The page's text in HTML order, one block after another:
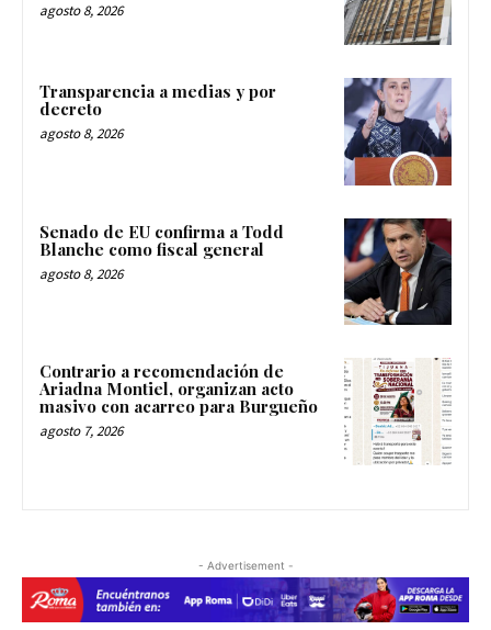
agosto 8, 2026
Transparencia a medias y por
decreto
agosto 8, 2026
Senado de EU confirma a Todd
Blanche como fiscal general
agosto 8, 2026
Contrario a recomendación de
Ariadna Montiel, organizan acto
masivo con acarreo para Burgueño
agosto 7, 2026
- Advertisement -